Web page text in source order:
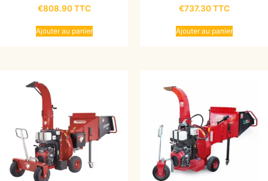
€808.90TTC
Ajouter au panier
€737.30TTC
Ajouter au panier